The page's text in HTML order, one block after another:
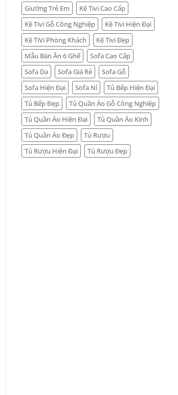
Giường Trẻ Em
Kệ Tivi Cao Cấp
Kệ Tivi Gỗ Công Nghiệp
Kệ Tivi Hiện Đại
Kệ TiVi Phòng Khách
Kệ Tivi Đẹp
Mẫu Bàn Ăn 6 Ghế
Sofa Cao Cấp
Sofa Da
Sofa Giá Rẻ
Sofa Gỗ
Sofa Hiện Đại
Sofa Nỉ
Tủ Bếp Hiện Đại
Tủ Bếp Đẹp
Tủ Quần Áo Gỗ Công Nghiệp
Tủ Quần Áo Hiện Đại
Tủ Quần Áo Kính
Tủ Quần Áo Đẹp
Tủ Rượu
Tủ Rượu Hiện Đại
Tủ Rượu Đẹp